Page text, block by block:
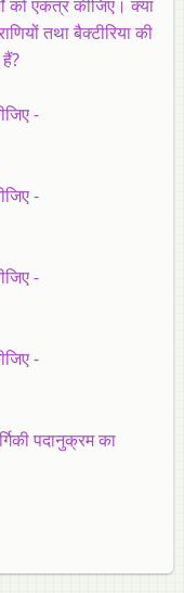
को एकत्र कीजिए। क्या
तथा बैक्टीरिया की
-
-
-
-
पदानुक्रम का